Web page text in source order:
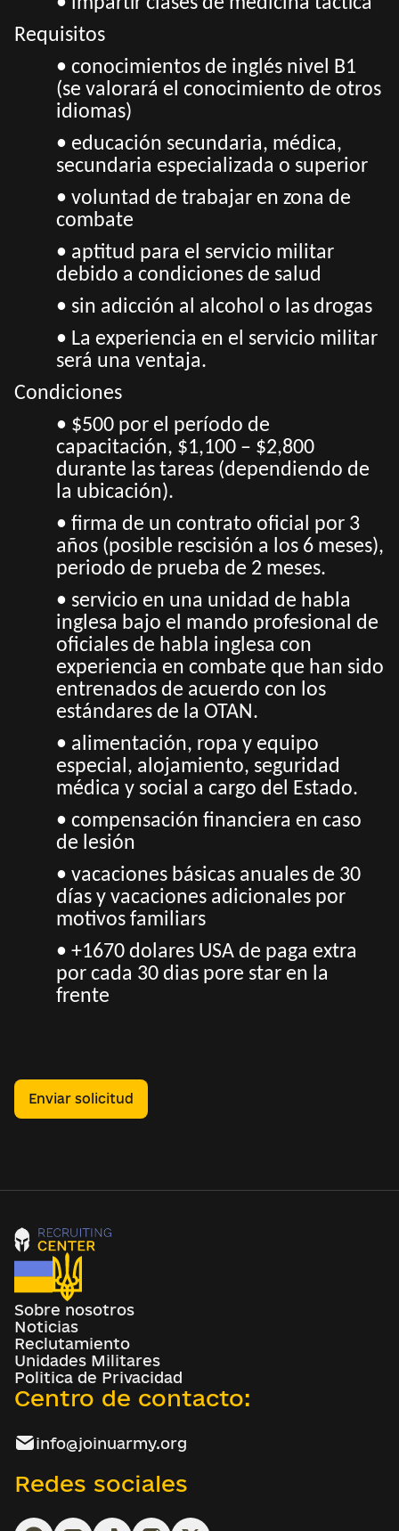
Requisitos
• conocimientos de inglés nivel B1
(se valorará el conocimiento de otros
idiomas)
• educación secundaria, médica,
secundaria especializada o superior
• voluntad de trabajar en zona de
combate
• aptitud para el servicio militar
debido a condiciones de salud
• sin adicción al alcohol o las drogas
• La experiencia en el servicio militar
será una ventaja.
Condiciones
• $500 por el período de
capacitación, $1,100 – $2,800
durante las tareas (dependiendo de
la ubicación).
• firma de un contrato oficial por 3
años (posible rescisión a los 6 meses),
periodo de prueba de 2 meses.
• servicio en una unidad de habla
inglesa bajo el mando profesional de
oficiales de habla inglesa con
experiencia en combate que han sido
entrenados de acuerdo con los
estándares de la OTAN.
• alimentación, ropa y equipo
especial, alojamiento, seguridad
médica y social a cargo del Estado.
• compensación financiera en caso
de lesión
• vacaciones básicas anuales de 30
días y vacaciones adicionales por
motivos familiars
• +1670 dolares USA de paga extra
por cada 30 dias pore star en la
frente
Enviar solicitud
Sobre nosotros
Noticias
Reclutamiento
Unidades Militares
Politica de Privacidad
Centro de contacto:
info@joinuarmy.org
Redes sociales